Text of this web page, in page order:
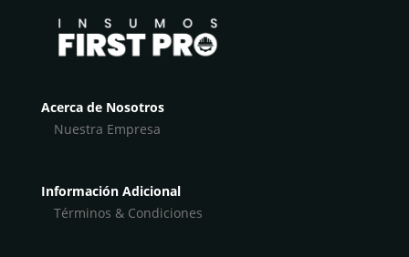
Acerca de Nosotros
Nuestra Empresa
Información Adicional
Términos & Condiciones